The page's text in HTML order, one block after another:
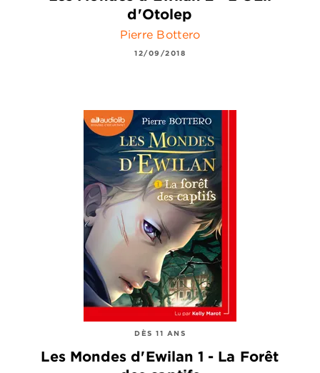
d'Otolep
Pierre Bottero
12/09/2018
DÈS 11 ANS
Les Mondes d'Ewilan 1 - La Forêt